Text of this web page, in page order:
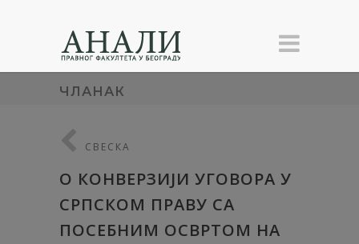
ЧЛАНАК
СВЕСКА
О КОНВЕРЗИЈИ УГОВОРА У
СРПСКОМ ПРАВУ СА
ПОСЕБНИМ ОСВРТОМ НА